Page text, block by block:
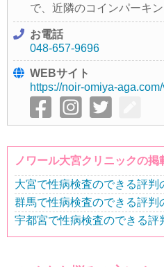
で、近隣のコインパーキ
お電話
048-657-9696
WEBサイト
https://noir-omiya-
ノワール大宮クリニックの掲
大宮で性病検査のできる評判
群馬で性病検査のできる評判
宇都宮で性病検査のできる評